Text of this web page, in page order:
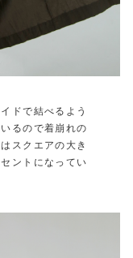
ドで結べるよう
るので着崩れの
スクエアの大き
ントになってい